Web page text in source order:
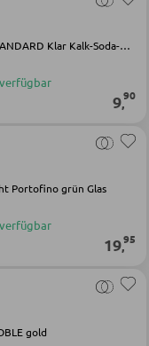
Vase STANDARD Klar Kalk-Soda-Glas
9,90
Portofino grün Glas
19,95
gold